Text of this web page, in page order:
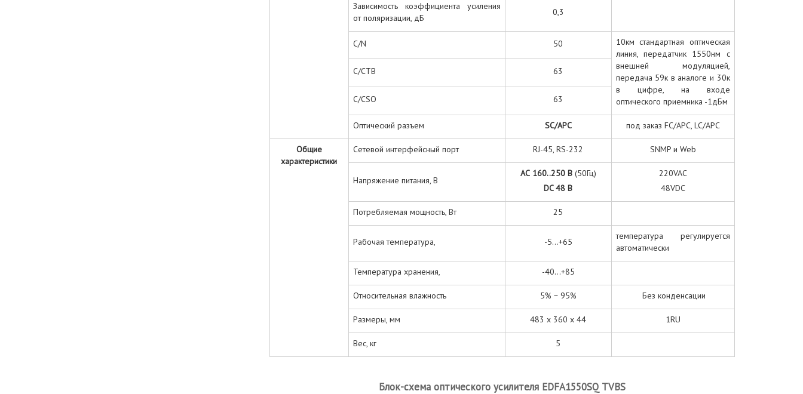
Зависимость коэффициента усиления
от поляризации, дБ
0,3
C/N 50
10км стандартная оптическая
линия, передатчик 1550нм с
внешней модуляцией,
передача 59к в аналоге и 30к
в цифре, на входе
оптического приемника -1дБм
C/CTB 63
C/CSO 63
Оптический разъем SC/APC под заказ FC/APC, LC/APC
Общие
характеристики
Сетевой интерфейсный порт RJ-45, RS-232 SNMP и Web
Напряжение питания, В
AC 160..250 В(50Гц)
DC 48 В
220VAC
48VDC
Потребляемая мощность, Вт 25
Рабочая температура, -5...+65
температура регулируется
автоматически
Температура хранения, -40...+85
Относительная влажность 5% ~ 95% Без конденсации
Размеры, мм 483 x 360 x 44 1RU
Вес, кг 5
Блок-схема оптического усилителя EDFA1550SQ TVBS